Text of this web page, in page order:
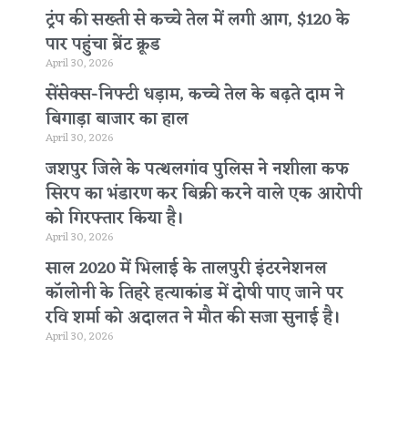
ट्रंप की सख्ती से कच्चे तेल में लगी आग, $120 के
पार पहुंचा ब्रेंट क्रूड
April 30, 2026
सेंसेक्स-निफ्टी धड़ाम, कच्चे तेल के बढ़ते दाम ने
बिगाड़ा बाजार का हाल
April 30, 2026
जशपुर जिले के पत्थलगांव पुलिस ने नशीला कफ
सिरप का भंडारण कर बिक्री करने वाले एक आरोपी
को गिरफ्तार किया है।
April 30, 2026
साल 2020 में भिलाई के तालपुरी इंटरनेशनल
कॉलोनी के तिहरे हत्याकांड में दोषी पाए जाने पर
रवि शर्मा को अदालत ने मौत की सजा सुनाई है।
April 30, 2026